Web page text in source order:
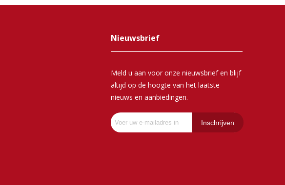
Nieuwsbrief
Meld u aan voor onze nieuwsbrief en blijf
altijd op de hoogte van het laatste
nieuws en aanbiedingen.
Inschrijven